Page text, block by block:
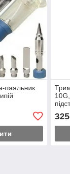
паяльник
325